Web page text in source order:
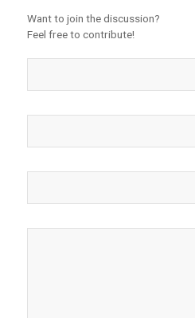
Want to join the discussion?
Feel free to contribute!